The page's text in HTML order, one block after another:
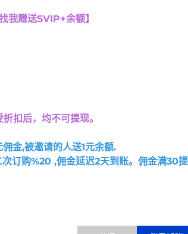
文件管理、软件安装等功能
install/install_6.0.sh &&
ubuntu_6.0.sh && sudo bash
ubuntu_6.0.sh && bash install.sh
install/install_panel.sh;else
install_panel.sh 8a14ab07a
0/loongarch64/
我赠送SVIP+余额】
扣后，均不可提现。
金,被邀请的人送1元余额.
订购%20 ,佣金延迟2天到账。佣金满30提